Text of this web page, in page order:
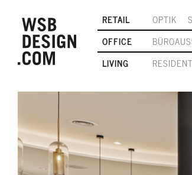
RETAIL OPTIK
OFFICE
LIVING